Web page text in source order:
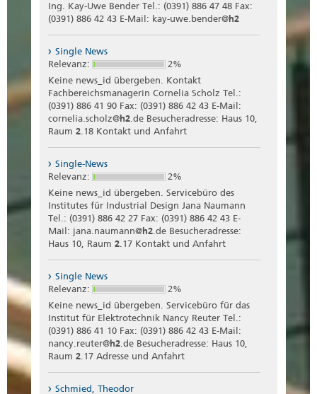
Ing. Kay-Uwe Bender Tel.: (0391) 886 47 48 Fax:
(0391) 886 42 43 E-Mail: kay-uwe.bender@h2
Single News
Relevanz:
2%
Keine news_id übergeben. Kontakt
Fachbereichsmanagerin Cornelia Scholz Tel.:
(0391) 886 41 90 Fax: (0391) 886 42 43 E-Mail:
cornelia.scholz@h2.de Besucheradresse: Haus 10,
Raum 2.18 Kontakt und Anfahrt
Single-News
Relevanz:
2%
Keine news_id übergeben. Servicebüro des
Institutes für Industrial Design Jana Naumann
Tel.: (0391) 886 42 27 Fax: (0391) 886 42 43 E-
Mail: jana.naumann@h2.de Besucheradresse:
Haus 10, Raum 2.17 Kontakt und Anfahrt
Single News
Relevanz:
2%
Keine news_id übergeben. Servicebüro für das
Institut für Elektrotechnik Nancy Reuter Tel.:
(0391) 886 41 10 Fax: (0391) 886 42 43 E-Mail:
nancy.reuter@h2.de Besucheradresse: Haus 10,
Raum 2.17 Adresse und Anfahrt
Schmied, Theodor